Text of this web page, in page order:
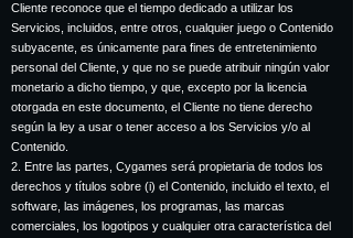
Cliente reconoce que el tiempo dedicado a utilizar los
Servicios, incluidos, entre otros, cualquier juego o Contenido
subyacente, es únicamente para fines de entretenimiento
personal del Cliente, y que no se puede atribuir ningún valor
monetario a dicho tiempo, y que, excepto por la licencia
otorgada en este documento, el Cliente no tiene derecho
según la ley a usar o tener acceso a los Servicios y/o al
Contenido.
2. Entre las partes, Cygames será propietaria de todos los
derechos y títulos sobre (i) el Contenido, incluido el texto, el
software, las imágenes, los programas, las marcas
comerciales, los logotipos y cualquier otra característica del